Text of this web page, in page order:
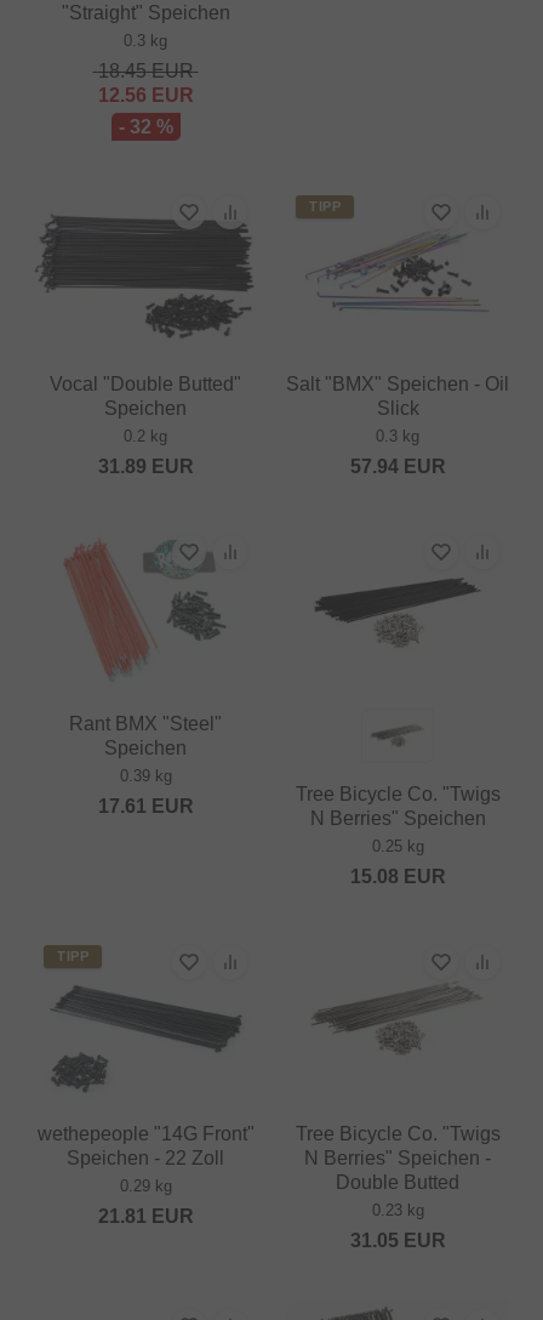
"Straight" Speichen
0.3 kg
18.45EUR
12.56 EUR
- 32 %
Vocal "Double Butted"
Speichen
0.2 kg
31.89 EUR
TIPP
Salt "BMX" Speichen - Oil
Slick
0.3 kg
57.94EUR
Rant BMX "Steel"
Speichen
0.39 kg
17.61 EUR
Tree Bicycle Co. "Twigs
N Berries" Speichen
0.25 kg
15.08 EUR
TIPP
wethepeople "14G Front"
Speichen - 22 Zoll
0.29 kg
21.81 EUR
Tree Bicycle Co. "Twigs
N Berries" Speichen -
Double Butted
0.23 kg
31.05 EUR